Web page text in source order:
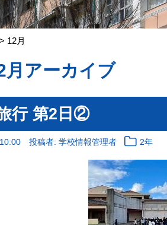
12月
月アーカイブ
行 第2日②
投稿者: 学校情報管理者 2年